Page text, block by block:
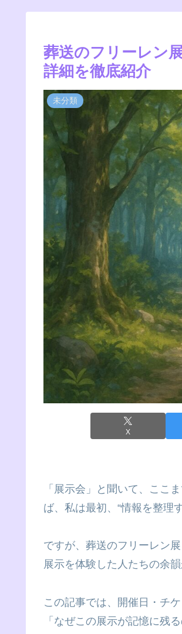
葬送のフリーレン
詳細を徹底紹介
未分類
X
「展示会」と聞いて、ここ
ば、私は最初、“情報を整理
ですが、葬送のフリーレン
展示を体験した人たちの余
この記事では、開催日・チ
「なぜこの展示が記憶に残